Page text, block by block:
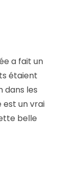
a fait un
étaient
dans les
est un vrai
belle